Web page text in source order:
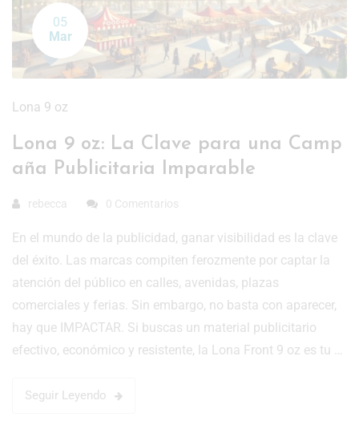
05
Mar
Lona 9 oz
Lona 9 oz: La Clave para una Camp
aña Publicitaria Imparable
rebecca 0 Comentarios
En el mundo de la publicidad, ganar visibilidad es la clave
del éxito. Las marcas compiten ferozmente por captar la
atención del público en calles, avenidas, plazas
comerciales y ferias. Sin embargo, no basta con aparecer,
hay que IMPACTAR. Si buscas un material publicitario
efectivo, económico y resistente, la Lona Front 9 oz es tu …
Seguir Leyendo